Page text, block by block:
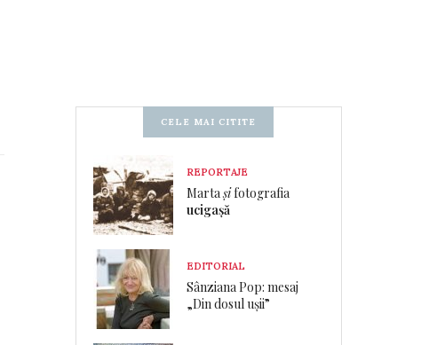
CELE MAI CITITE
REPORTAJE
Martașifotografia
ucigașă
EDITORIAL
Sânziana Pop: mesaj
„Din dosul ușii”